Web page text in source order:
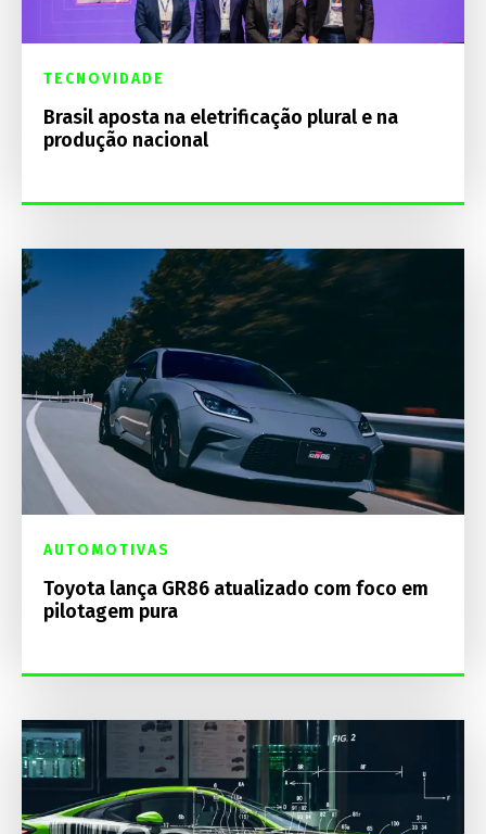
TECNOVIDADE
Brasil aposta na eletrificação plural e na
produção nacional
AUTOMOTIVAS
Toyota lança GR86 atualizado com foco em
pilotagem pura